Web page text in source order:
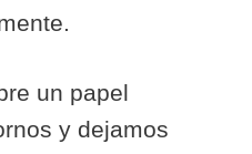
un papel
y dejamos